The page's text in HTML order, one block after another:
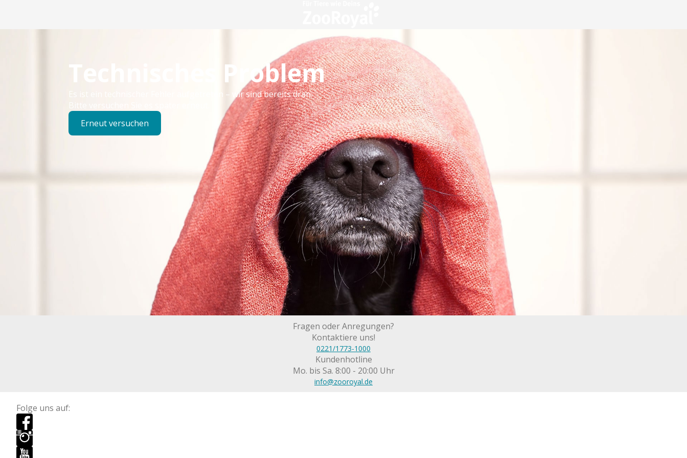
Technisches Problem
Es ist ein technischer Fehler aufgetreten – wir sind bereits dran.
Bitte versuchen Sie es später erneut.
Erneut versuchen
Fragen oder Anregungen?
Kontaktiere uns!
0221/1773-1000
Kundenhotline
Mo. bis Sa. 8:00 - 20:00 Uhr
info@zooroyal.de
Folge uns auf: